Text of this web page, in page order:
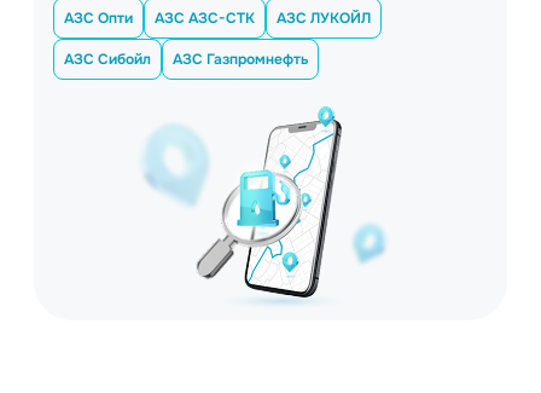
АЗС Опти АЗС АЗС-СТК АЗС ЛУКОЙЛ
АЗС Сибойл АЗС Газпромнефть